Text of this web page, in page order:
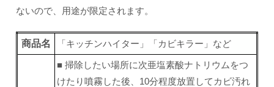
ないので、用途が限定されます。
商品名 「キッチンハイター」「カビキラー」など
■ 掃除したい場所に次亜塩素酸ナトリウムをつ
けたり噴霧した後、10分程度放置してカビ汚れ